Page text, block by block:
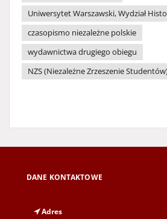
Uniwersytet Warszawski, Wydział
czasopismo niezależne polskie
wydawnictwa drugiego obiegu
NZS (Niezależne Zrzeszenie
DANE KONTAKTOWE
Adres